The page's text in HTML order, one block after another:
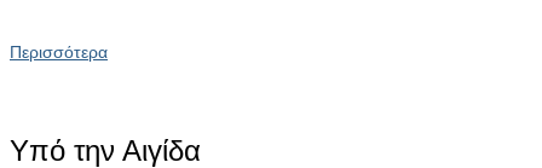
Περισσότερα
Υπό την Αιγίδα